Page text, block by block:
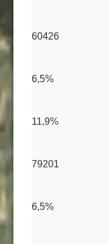
60426
6,5%
11,9%
79201
6,5%